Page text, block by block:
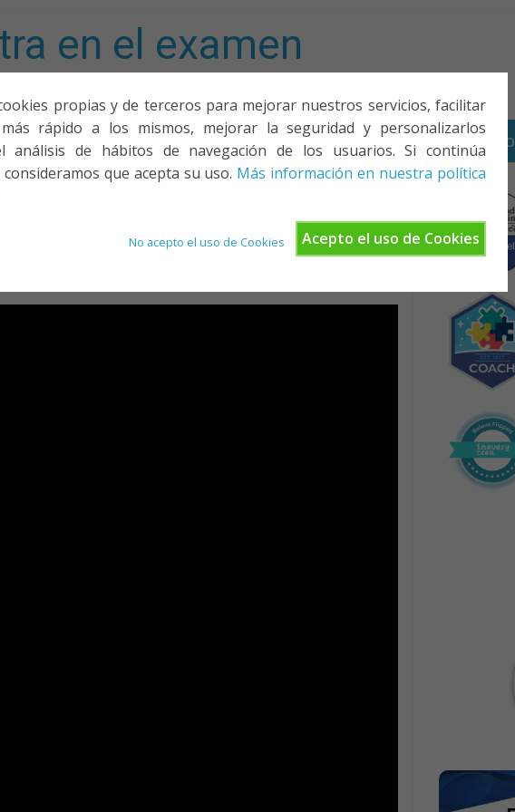
propias y de terceros para mejorar nuestros servicios, facilitar
rápido a los mismos, mejorar la seguridad y personalizarlos
análisis de hábitos de navegación de los usuarios. Si continúa
que acepta su uso. Más información en nuestra política
Acepto el uso de Cookies
No acepto el uso de Cookies
en el examen
PONENCIAS Y CURSOS ¿QUIÉNES SOMOS? YOUTUBE CONTACTO